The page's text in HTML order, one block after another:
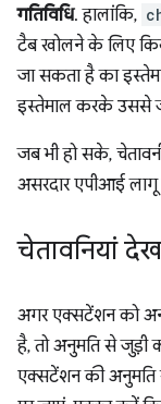
गतिविधि. हालांकि,
टैब खोलने के लिए
जा सकता है का
इस्तेमाल करके उससे
जब भी हो सके,
असरदार एपीआई लागू
चेतावनियां
अगर एक्सटेंशन को
है, तो अनुमति से जुड़ी
एक्सटेंशन की अनुमति